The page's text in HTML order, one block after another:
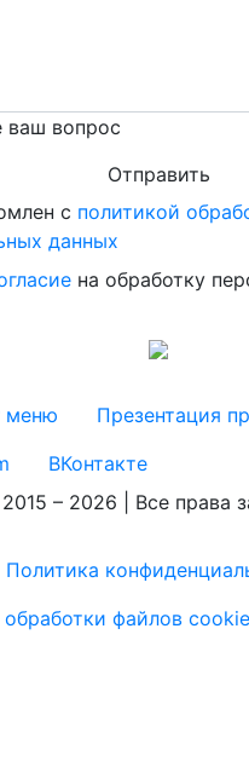
ваш вопрос
с политикой
данных
на обработку
меню
Презентация
ВКонтакте
– 2026 | Все права
Политика
файлов cookie